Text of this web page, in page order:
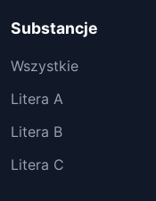
Substancje
Wszystkie
Litera A
Litera B
Litera C